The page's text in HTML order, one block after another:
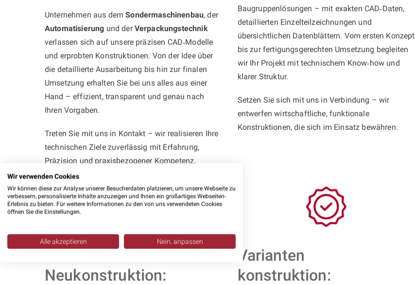
Unternehmen aus demSondermaschinenbau, der
Automatisierung und derVerpackungstechnik
verlassen sich auf unsere präzisen CAD‑Modelle
und erprobten Konstruktionen. Von der Idee über
die detaillierte Ausarbeitung bis hin zur finalen
Umsetzung erhalten Sie bei uns alles aus einer
Hand – effizient, transparent und genau nach
Ihren Vorgaben.
Treten Sie mit uns in Kontakt – wir realisieren Ihre
technischen Ziele zuverlässig mit Erfahrung,
Präzision und praxisbezogener Kompetenz.
Baugruppenlösungen – mit exakten CAD‑Daten,
detaillierten Einzelteilzeichnungen und
übersichtlichen Datenblättern. Vom ersten Konzept
bis zur fertigungsgerechten Umsetzung begleiten
wir Ihr Projekt mit technischem Know‑how und
klarer Struktur.
Setzen Sie sich mit uns in Verbindung – wir
entwerfen wirtschaftliche, funktionale
Konstruktionen, die sich im Einsatz bewähren.
Professionelle
Neukonstruktion:
Varianten
konstruktion:
Wir verwenden Cookies
Wir können diese zur Analyse unserer Besucherdaten platzieren, um unsere Webseite zu
verbessern, personalisierte Inhalte anzuzeigen und Ihnen ein großartiges Webseiten-
Erlebnis zu bieten. Für weitere Informationen zu den von uns verwendeten Cookies
öffnen Sie die Einstellungen.
Alle akzeptieren Nein, anpassen